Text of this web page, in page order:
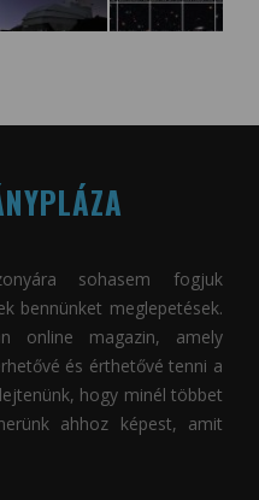
sohasem fogjuk
bennünket meglepetések.
online magazin, amely
és érthetővé tenni a
hogy minél többet
ahhoz képest, amit